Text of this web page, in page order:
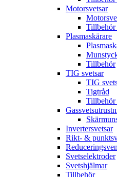
Motorsvetsar
Tillbehör
Plasmaskärare
Tillbehör
TIG svetsar
TIG
Tigtråd
Tillbehör
Invertersvetsar
Rikt- &
Svetselektroder
Svetshjälmar
Tillbehör